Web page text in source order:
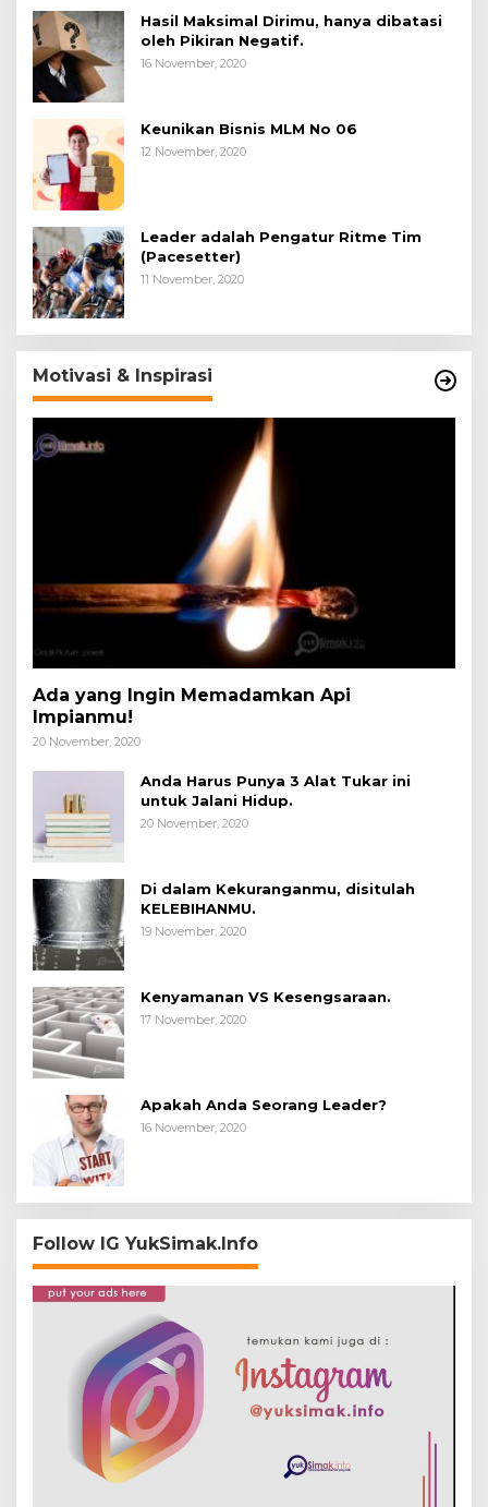
Hasil Maksimal Dirimu, hanya dibatasi
oleh Pikiran Negatif.
16 November, 2020
Keunikan Bisnis MLM No 06
12 November, 2020
Leader adalah Pengatur Ritme Tim
(Pacesetter)
11 November, 2020
Motivasi & Inspirasi
Ada yang Ingin Memadamkan Api
Impianmu!
20 November, 2020
Anda Harus Punya 3 Alat Tukar ini
untuk Jalani Hidup.
20 November, 2020
Di dalam Kekuranganmu, disitulah
KELEBIHANMU.
19 November, 2020
Kenyamanan VS Kesengsaraan.
17 November, 2020
Apakah Anda Seorang Leader?
16 November, 2020
Follow IG YukSimak.Info